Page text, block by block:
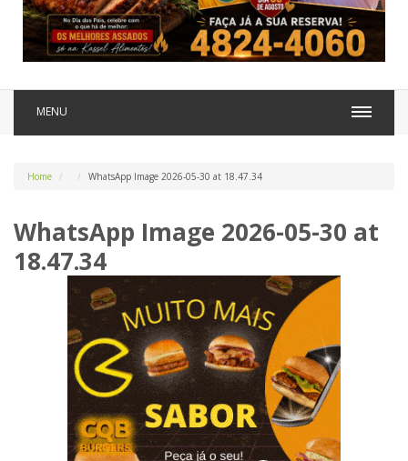
MENU
Home WhatsApp Image 2026-05-30 at 18.47.34
WhatsApp Image 2026-05-30 at
18.47.34